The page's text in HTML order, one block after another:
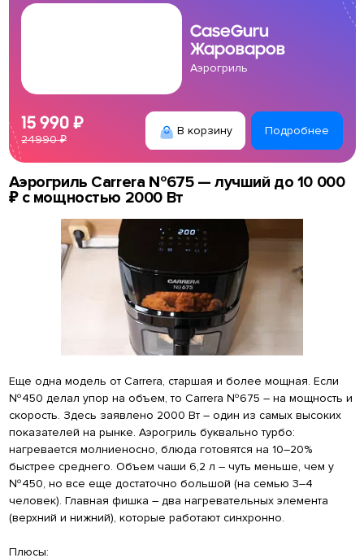
CaseGuru
Жароваров
Аэрогриль
24990 ₽
15 990 ₽ В корзину Подробнее
Аэрогриль Carrera №675 — лучший до 10 000
₽ с мощностью 2000 Вт
Еще одна модель от Carrera, старшая и более мощная. Если
№450 делал упор на объем, то Carrera №675 – на мощность и
скорость. Здесь заявлено 2000 Вт – один из самых высоких
показателей на рынке. Аэрогриль буквально турбо:
нагревается молниеносно, блюда готовятся на 10–20%
быстрее среднего. Объем чаши 6,2 л – чуть меньше, чем у
№450, но все еще достаточно большой (на семью 3–4
человек). Главная фишка – два нагревательных элемента
(верхний и нижний), которые работают синхронно.
Плюсы: